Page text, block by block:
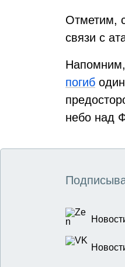
Отметим,
связи с
Напомним,
погиб
небо над